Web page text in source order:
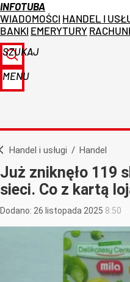
INFOTUBA
WIADOMOŚCI HANDEL I
BANKI EMERYTURY
SZUKAJ
MENU
Handel i usługi / Handel
Już zniknęło 119
sieci. Co z kartą
Dodano: 26 listopada 2025 8:50